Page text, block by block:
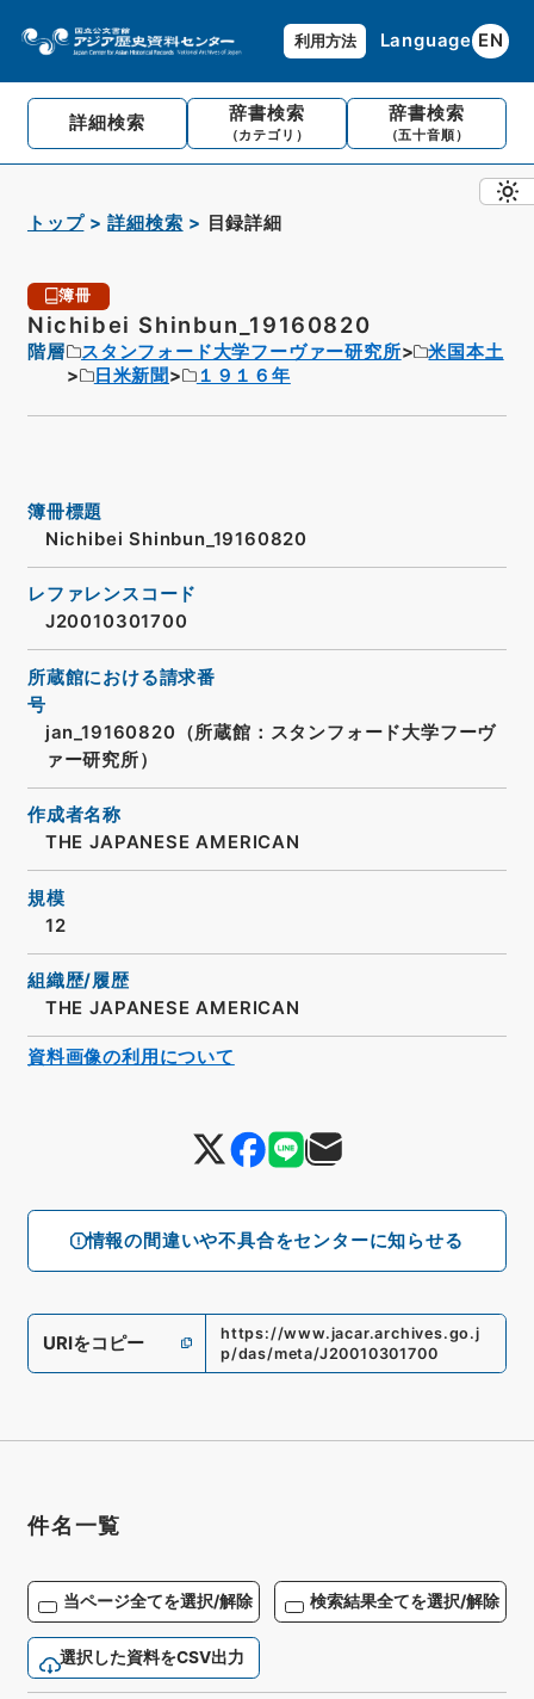
利用方法 Language EN
詳細検索 辞書検索
（カテゴリ）
辞書検索
（五十音順）
トップ 詳細検索 目録詳細
簿冊
Nichibei Shinbun_19160820
階層 スタンフォード大学フーヴァー研究所
米国本土
日米新聞
１９１６年
情報の間違いや不具合をセンターに知らせる
簿冊標題
Nichibei Shinbun_19160820
レファレンスコード
J20010301700
所蔵館における請求番
号
jan_19160820（所蔵館：スタンフォード大学フーヴ
ァー研究所）
作成者名称
THE JAPANESE AMERICAN
規模
12
組織歴/履歴
THE JAPANESE AMERICAN
URIをコピー
https://www.jacar.archives.go.j
p/das/meta/J20010301700
資料画像の利用について
件名一覧
当ページ全てを選択/解除 検索結果全てを選択/解除
選択した資料をCSV出力